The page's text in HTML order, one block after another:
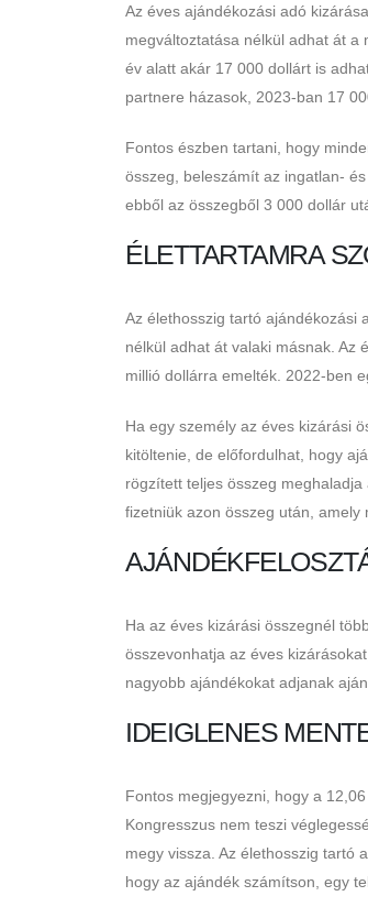
Az éves ajándékozási adó
megváltoztatása nélkül adhat át a
év alatt akár 17 000 dollárt is
partnere házasok, 2023-ban 17
Fontos észben tartani, hogy
összeg, beleszámít az ingatlan-
ebből az összegből 3 000 dollár
ÉLETTARTAMRA
Az élethosszig tartó ajándékozási
nélkül adhat át valaki másnak. Az
millió dollárra emelték. 2022-ben
Ha egy személy az éves kizárási
kitöltenie, de előfordulhat, hogy
rögzített teljes összeg
fizetniük azon összeg után, amely
Ha az éves kizárási összegnél
összevonhatja az éves
nagyobb ajándékokat adjanak
IDEIGLENES
Fontos megjegyezni, hogy a
Kongresszus nem teszi
megy vissza. Az élethosszig tartó
hogy az ajándék számítson, egy